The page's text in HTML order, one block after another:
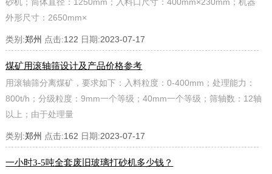
砂机；筒体直径：1250mm；入料口尺寸：400mm×230mm；机器
外形尺寸：2650mm×
类别:郑州 点击:122 日期:2023-07-17
煤矿用滚轴筛设计及产品价格参考
用滚轴筛分离煤矿，要求如下：入料粒度：0-400mm；处理能力：
800t/h；分级粒度：9mm一个等级；40mm一个等级；筛轴数：12轴
以上；由于处理量
类别:郑州 点击:162 日期:2023-07-17
一小时3-5吨全套废旧玻璃打砂机多少钱？